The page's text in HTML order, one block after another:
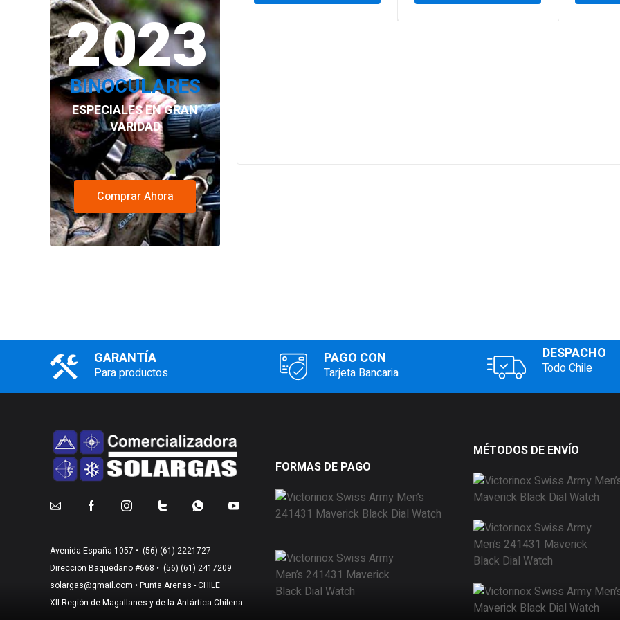
2023
BINOCULARES
ESPECIALES EN GRAN
VARIDAD
Comprar Ahora
GARANTÍA
Para productos
PAGO CON
Tarjeta Bancaria
DESPACHO
Todo Chile
Avenida España 1057 • (56) (61) 2221727
Direccion Baquedano #668 • (56) (61) 2417209
solargas@gmail.com • Punta Arenas - CHILE
XII Región de Magallanes y de la Antártica Chilena
FORMAS DE PAGO
MÉTODOS DE ENVÍO